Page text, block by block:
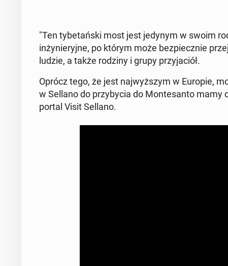
"Ten ty­be­tań­ski most jest jedynym w swoim
in­ży­nie­ryj­ne, po którym może bez­piecz­nie
ludzie, a także rodziny i grupy przy­ja­ciół.
Oprócz tego, że jest naj­wyż­szym w Europie,
w Sellano do przy­by­cia do Mon­te­san­to mamy
portal Visit Sellano.